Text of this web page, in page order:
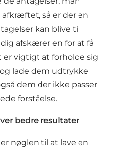
så er der en
kan blive til
afskærer en for at få
er vigtigt at forholde sig
lade dem udtrykke
dem der ikke passer
forståelse.
bedre resultater
nøglen til at lave en